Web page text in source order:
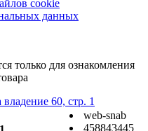
cookie
данных
только для ознакомления
60, стр. 1
web-snab
458843445